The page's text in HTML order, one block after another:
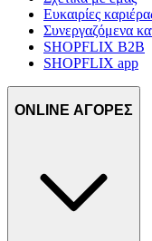
Ευκαιρίες
Συνεργαζόμενα
SHOPFLIX B2B
SHOPFLIX app
ONLINE ΑΓΟΡΕΣ